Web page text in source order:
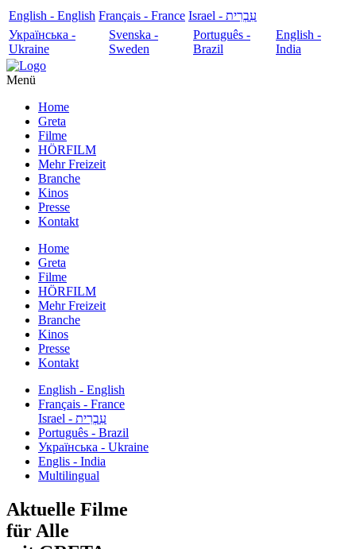
English - English Français - France
עִבְרִית - Israel
Українська -
Ukraine
Svenska -
Sweden
Português -
Brazil
English -
India
Menü
Home
Greta
Filme
HÖRFILM
Mehr Freizeit
Branche
Kinos
Presse
Kontakt
Home
Greta
Filme
HÖRFILM
Mehr Freizeit
Branche
Kinos
Presse
Kontakt
English - English
Français - France
עִבְרִית - Israel
Português - Brazil
Українська - Ukraine
Englis - India
Multilingual
Aktuelle Filme
für Alle